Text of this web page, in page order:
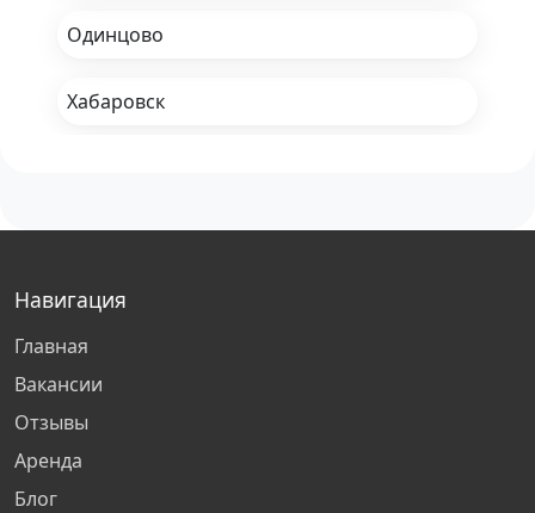
Одинцово
Хабаровск
Санкт-Петербург
Казань
Сургут
Навигация
Главная
Вакансии
Отзывы
Аренда
Блог